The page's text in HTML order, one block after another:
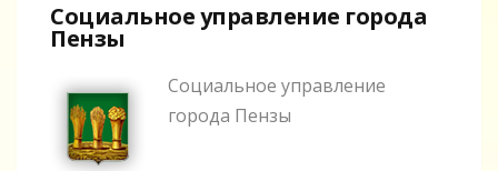
Социальное управление города
Пензы
Социальное управление
города Пензы